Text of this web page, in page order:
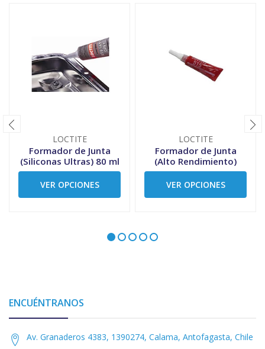
LOCTITE
Formador de Junta
(Siliconas Ultras) 80 ml
VER OPCIONES
LOCTITE
Formador de Junta
(Alto Rendimiento)
VER OPCIONES
ENCUÉNTRANOS
Av. Granaderos 4383, 1390274, Calama, Antofagasta, Chile